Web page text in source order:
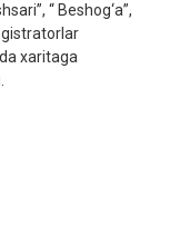
“ Beshog‘a”,
xaritaga